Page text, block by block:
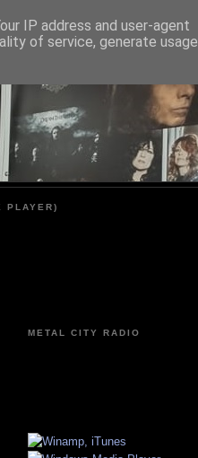
PLAYER)
METAL CITY RADIO
IP address and user-agent
of service, generate usage